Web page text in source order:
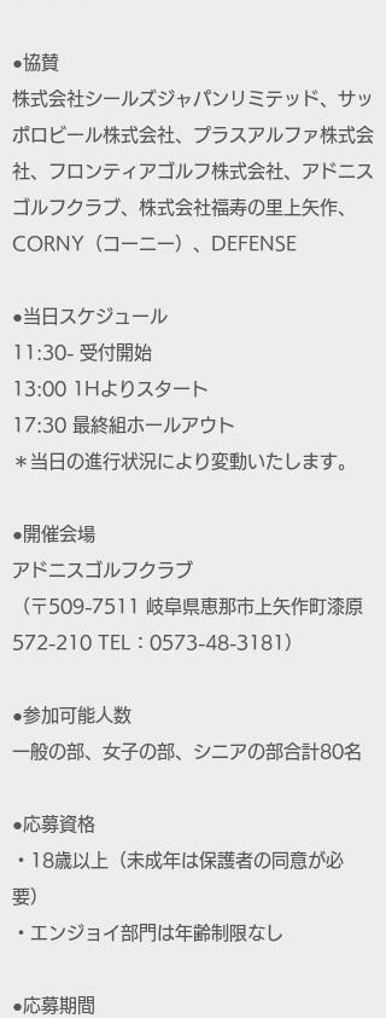
●協賛
株式会社シールズジャパンリミテッド、サッ
ポロビール株式会社、プラスアルファ株式会
社、フロンティアゴルフ株式会社、アドニス
ゴルフクラブ、株式会社福寿の里上矢作、
CORNY（コーニー）、DEFENSE
●当日スケジュール
11:30- 受付開始
13:00 1Hよりスタート
17:30 最終組ホールアウト
＊当日の進行状況により変動いたします。
●開催会場
アドニスゴルフクラブ
（〒509-7511 岐阜県恵那市上矢作町漆原
572-210 TEL：0573-48-3181）
●参加可能人数
一般の部、女子の部、シニアの部合計80名
●応募資格
・18歳以上（未成年は保護者の同意が必
要）
・エンジョイ部門は年齢制限なし
●応募期間